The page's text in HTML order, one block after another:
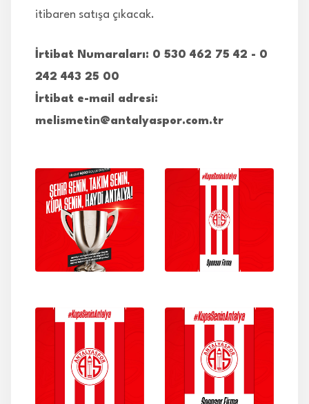
itibaren satışa çıkacak.
İrtibat Numaraları: 0 530 462 75 42 - 0
242 443 25 00
İrtibat e-mail adresi:
melismetin@antalyaspor.com.tr